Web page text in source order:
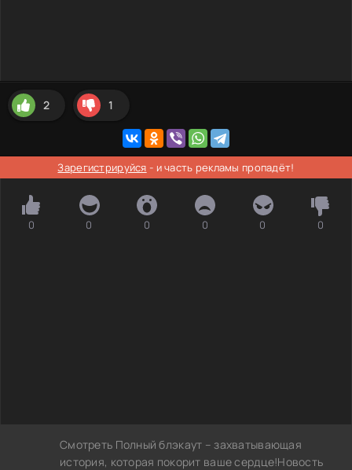
2 1
Зарегистрируйся - и часть рекламы пропадёт!
0 0 0 0 0 0
Смотреть Полный блэкаут – захватывающая
история, которая покорит ваше сердце!Новость